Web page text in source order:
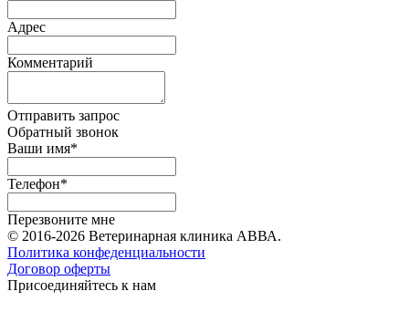
Адрес
Комментарий
Отправить запрос
Обратный звонок
Ваши имя*
Телефон*
Перезвоните мне
© 2016-2026 Ветеринарная клиника АВВА.
Политика конфеденциальности
Договор оферты
Присоединяйтесь к нам